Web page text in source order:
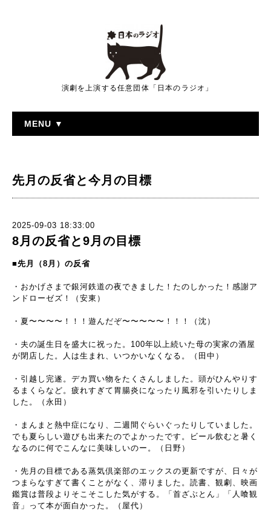
演劇を上演する任意団体「日本のラジオ」
MENU ▼
先月の反省と今月の目標
2025-09-03 18:33:00
8月の反省と9月の目標
■先月（8 月）の反省
・おかげさまで銀河鉄道の夜できました！たのしかった！感謝ア
ンドローゼズ！（安東）
・夏〜〜〜〜！！！遊んだぞ〜〜〜〜〜！！！（沈）
・夫の誕生日を盛大に祝った。100年以上続いた母の実家の酒屋
が閉店した。人は生まれ、いつかいなくなる。（田中）
・引越し完遂。デカ買い物をたくさんしました。頭がひんやりす
るまくらなど。疲れすぎて胃腸炎になったり風邪を引いたりしま
した。（永田）
・まんまと熱中症になり、二週間ぐらいぐったりしていました。
でも夏らしい遊びも出来たのでよかったです。ビール飲むと暑く
なるのに何でこんなに美味しいのー。（日野）
・先月の目標である蒸気倶楽部のエックスの更新ですが、日々が
つまらなすぎて書くことがなく、滞りました。読書、観劇、映画
鑑賞は普段よりそこそこした気がする。「首ざぶとん」「人喰観
音」って本が面白かった。（屋代）